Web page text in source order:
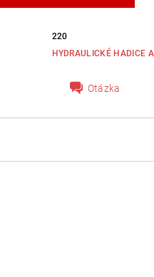
220
HYDRAULICKÉ HADICE
Otázka